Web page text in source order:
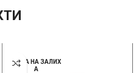
НЕМА НА ЗАЛИХ
А